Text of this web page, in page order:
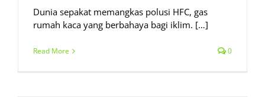
Dunia sepakat memangkas polusi HFC, gas
rumah kaca yang berbahaya bagi iklim. […]
Read More 0